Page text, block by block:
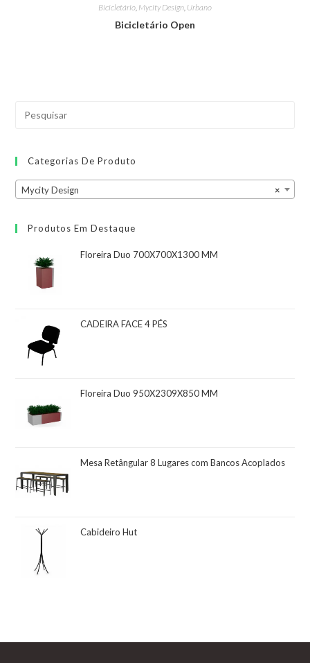
Bicicletário, Mycity Design, Urbano
Bicicletário Open
Categorias De Produto
×
Mycity Design
Produtos Em Destaque
Floreira Duo 700X700X1300 MM
CADEIRA FACE 4 PÉS
Floreira Duo 950X2309X850 MM
Mesa Retângular 8 Lugares com Bancos Acoplados
Cabideiro Hut